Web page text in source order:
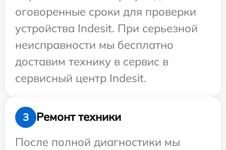
оговоренные сроки для проверки
устройства Indesit. При серьезной
неисправности мы бесплатно
доставим технику в сервис в
сервисный центр Indesit.
3
Ремонт техники
После полной диагностики мы